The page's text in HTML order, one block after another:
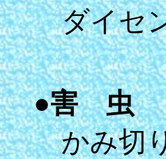
ダイセン
●害 虫
かみ切り